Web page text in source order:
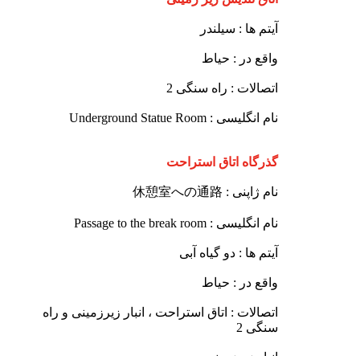
آیتم ها : سیلندر
واقع در : حیاط
اتصالات : راه سنگی 2
نام انگلیسی : Underground Statue Room
گذرگاه اتاق استراحت
نام ژاپنی : 休憩室への通路
نام انگلیسی : Passage to the break room
آیتم ها : دو گیاه آبی
واقع در : حیاط
اتصالات : اتاق استراحت ، انبار زیرزمینی و راه
سنگی 2